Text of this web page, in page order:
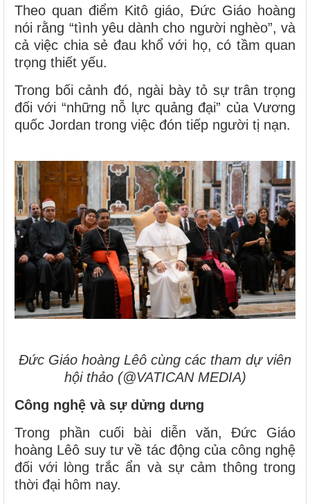
Theo quan điểm Kitô giáo, Đức Giáo hoàng
nói rằng “tình yêu dành cho người nghèo”, và
cả việc chia sẻ đau khổ với họ, có tầm quan
trọng thiết yếu.
Trong bối cảnh đó, ngài bày tỏ sự trân trọng
đối với “những nỗ lực quảng đại” của Vương
quốc Jordan trong việc đón tiếp người tị nạn.
Đức Giáo hoàng Lêô cùng các tham dự viên
hội thảo (@VATICAN MEDIA)
Công nghệ và sự dửng dưng
Trong phần cuối bài diễn văn, Đức Giáo
hoàng Lêô suy tư về tác động của công nghệ
đối với lòng trắc ẩn và sự cảm thông trong
thời đại hôm nay.